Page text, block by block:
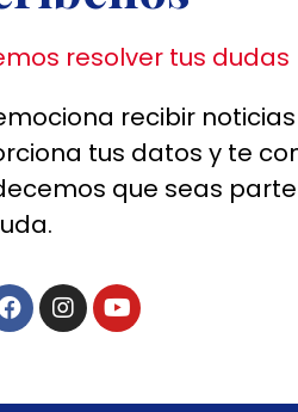
resolver tus dudas
recibir
tus datos y te
que seas